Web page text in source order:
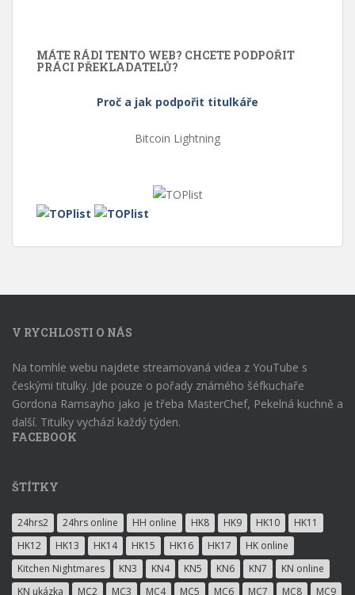
MÁTE RÁDI TENTO WEB? CHCETE PODPOŘIT
PRÁCI PŘEKLADATELŮ?
Proč a jak podpořit titulkáře
Bitcoin Lightning
V RYCHLOSTI O NÁS
Na tomhle webu najdete streamovaná videa z YouTube s
českými titulky. Jde pouze o pořady známého šéfkuchaře
Gordona Ramsayho jako je třeba MasterChef, Pekelná kuchně a
další. Titulky vychází každý týden.
FACEBOOK
ŠTÍTKY
24hrs2 24hrs online HH online HK8 HK9 HK10
HK11
HK12
HK13 HK14 HK15 HK16 HK17
HK online
Kitchen Nightmares
KN3 KN4 KN5 KN6 KN7
KN online
KN ukázka
MC2 MC3 MC4 MC5 MC6 MC7 MC8 MC9